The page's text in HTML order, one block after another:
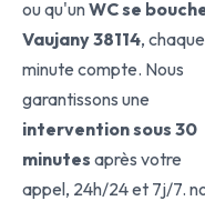
ou qu'unWC se
Vaujany 38114, chaque
minute compte. Nous
garantissons une
intervention sous 30
minutes après votre
appel, 24h/24 et 7j/7.